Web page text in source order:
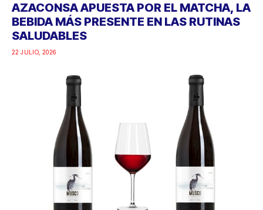
AZACONSA APUESTA POR EL MATCHA, LA
BEBIDA MÁS PRESENTE EN LAS RUTINAS
SALUDABLES
22 JULIO, 2026